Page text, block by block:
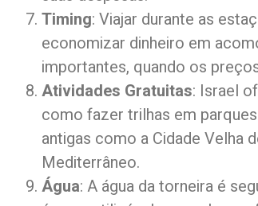
Timing: Viajar durante as
economizar dinheiro em
importantes, quando os
Atividades Gratuitas: Israel
como fazer trilhas em
antigas como a Cidade Velha
Mediterrâneo.
Água: A água da torneira é